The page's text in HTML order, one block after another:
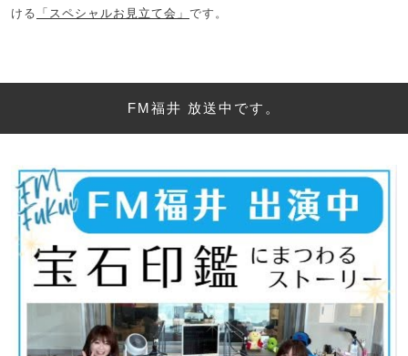
ける 「スペシャルお見立て会」 です。
FM福井 放送中です。